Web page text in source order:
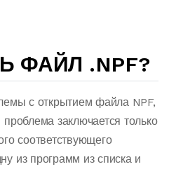
ФАЙЛ .NPF?
с открытием файла NPF,
заключается только
соответствующего
из программ из списка и